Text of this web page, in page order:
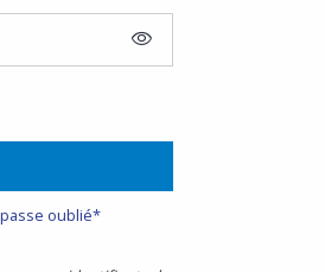
AFFICHER LE MOT
oublié*